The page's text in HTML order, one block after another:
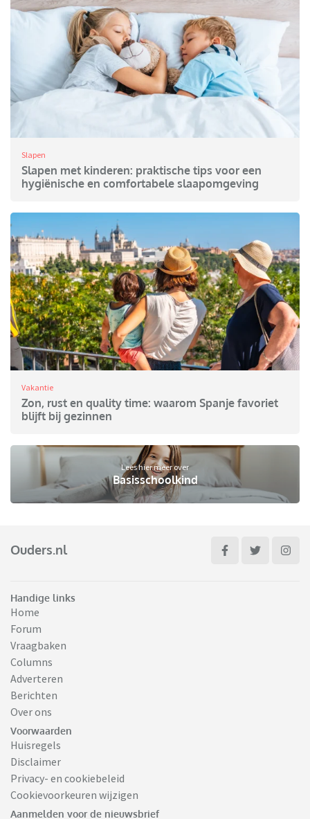
Slapen
Slapen met kinderen: praktische tips voor een
hygiënische en comfortabele slaapomgeving
Vakantie
Zon, rust en quality time: waarom Spanje favoriet
blijft bij gezinnen
Lees hier meer over
Basisschoolkind
Ouders.nl
Handige links
Home
Forum
Vraagbaken
Columns
Adverteren
Berichten
Over ons
Voorwaarden
Huisregels
Disclaimer
Privacy- en cookiebeleid
Cookievoorkeuren wijzigen
Aanmelden voor de nieuwsbrief